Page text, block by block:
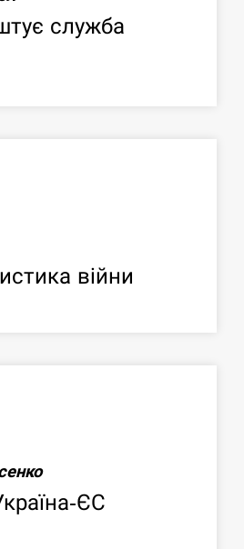
служба
війни
ЄС